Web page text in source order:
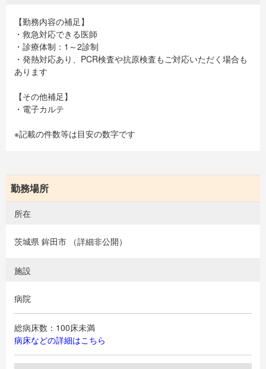
【勤務内容の補足】
・救急対応できる医師
・診療体制：1～2診制
・発熱対応あり、PCR検査や抗原検査もご対応いただく場合も
あります
【その他補足】
・電子カルテ
※記載の件数等は目安の数字です
勤務場所
所在
茨城県 鉾田市 （詳細非公開）
施設
病院
総病床数：100床未満
病床などの詳細はこちら